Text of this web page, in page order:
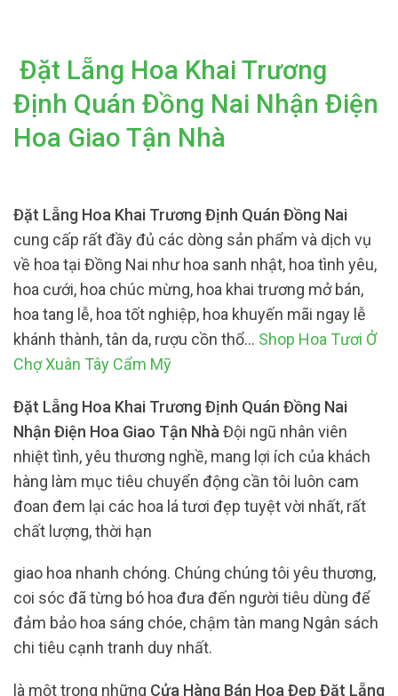
Đặt Lẵng Hoa Khai Trương
Định Quán Đồng Nai Nhận Điện
Hoa Giao Tận Nhà
Đặt Lẵng Hoa Khai Trương Định Quán Đồng Nai
cung cấp rất đầy đủ các dòng sản phẩm và dịch vụ
về hoa tại Đồng Nai như hoa sanh nhật, hoa tình yêu,
hoa cưới, hoa chúc mừng, hoa khai trương mở bán,
hoa tang lễ, hoa tốt nghiệp, hoa khuyến mãi ngay lễ
khánh thành, tân da, rượu cồn thổ… Shop Hoa Tươi Ở
Chợ Xuân Tây Cẩm Mỹ
Đặt Lẵng Hoa Khai Trương Định Quán Đồng Nai
Nhận Điện Hoa Giao Tận Nhà Đội ngũ nhân viên
nhiệt tình, yêu thương nghề, mang lợi ích của khách
hàng làm mục tiêu chuyển động cần tôi luôn cam
đoan đem lại các hoa lá tươi đẹp tuyệt vời nhất, rất
chất lượng, thời hạn
giao hoa nhanh chóng. Chúng chúng tôi yêu thương,
coi sóc đã từng bó hoa đưa đến người tiêu dùng để
đảm bảo hoa sáng chóe, chậm tàn mang Ngân sách
chi tiêu cạnh tranh duy nhất.
là một trong những Cửa Hàng Bán Hoa Đẹp Đặt Lẵng